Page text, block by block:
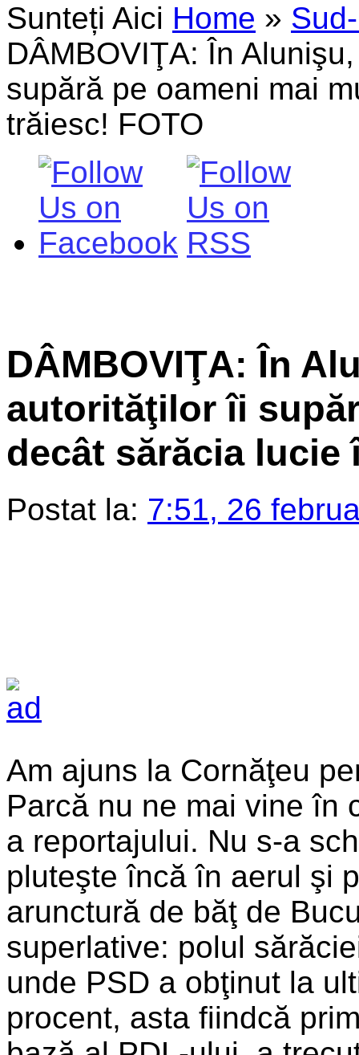
Sunteți Aici Home »
DÂMBOVIŢA: În
supără pe oameni mai
trăiesc! FOTO
DÂMBOVIŢA: În
autorităţilor îi
decât sărăcia
Postat la: 7:51, 26
Am ajuns la Cornăţeu
Parcă nu ne mai vine în
a reportajului. Nu s-a
pluteşte încă în aerul şi
arunctură de băţ de
superlative: polul
unde PSD a obţinut la
procent, asta fiindcă